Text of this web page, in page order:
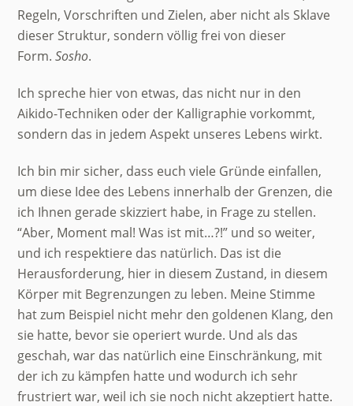
Regeln, Vorschriften und Zielen, aber nicht als Sklave
dieser Struktur, sondern völlig frei von dieser
Form.Sosho.
Ich spreche hier von etwas, das nicht nur in den
Aikido-Techniken oder der Kalligraphie vorkommt,
sondern das in jedem Aspekt unseres Lebens wirkt.
Ich bin mir sicher, dass euch viele Gründe einfallen,
um diese Idee des Lebens innerhalb der Grenzen, die
ich Ihnen gerade skizziert habe, in Frage zu stellen.
“Aber, Moment mal! Was ist mit…?!” und so weiter,
und ich respektiere das natürlich. Das ist die
Herausforderung, hier in diesem Zustand, in diesem
Körper mit Begrenzungen zu leben. Meine Stimme
hat zum Beispiel nicht mehr den goldenen Klang, den
sie hatte, bevor sie operiert wurde. Und als das
geschah, war das natürlich eine Einschränkung, mit
der ich zu kämpfen hatte und wodurch ich sehr
frustriert war, weil ich sie noch nicht akzeptiert hatte.